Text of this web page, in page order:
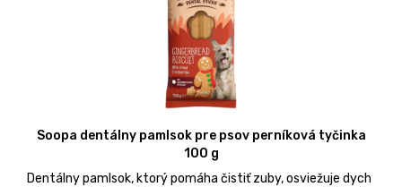
Soopa dentálny pamlsok pre psov perníková tyčinka
100 g
Dentálny pamlsok, ktorý pomáha čistiť zuby, osviežuje dych